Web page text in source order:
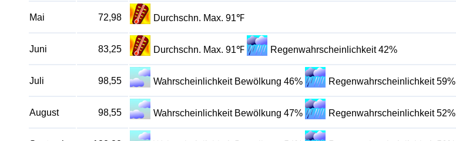
Mai 72,98 Durchschn. Max. 91℉
Juni 83,25 Durchschn. Max. 91℉ Regenwahrscheinlichkeit 42%
Juli 98,55 Wahrscheinlichkeit Bewölkung 46% Regenwahrscheinlichkeit 59%
August 98,55 Wahrscheinlichkeit Bewölkung 47% Regenwahrscheinlichkeit 52%